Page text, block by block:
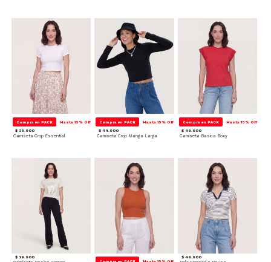
Compra en PACK Hasta 15% Off
$ 39.900
Camiseta Crop Essential
Compra en PACK Hasta 15% Off
$ 44.900
Camiseta Crop Manga Larga
Compra en PACK Hasta 15% Off
$ 49.900
Camiseta Basica Boxy
$ 39.900 $ 49.900